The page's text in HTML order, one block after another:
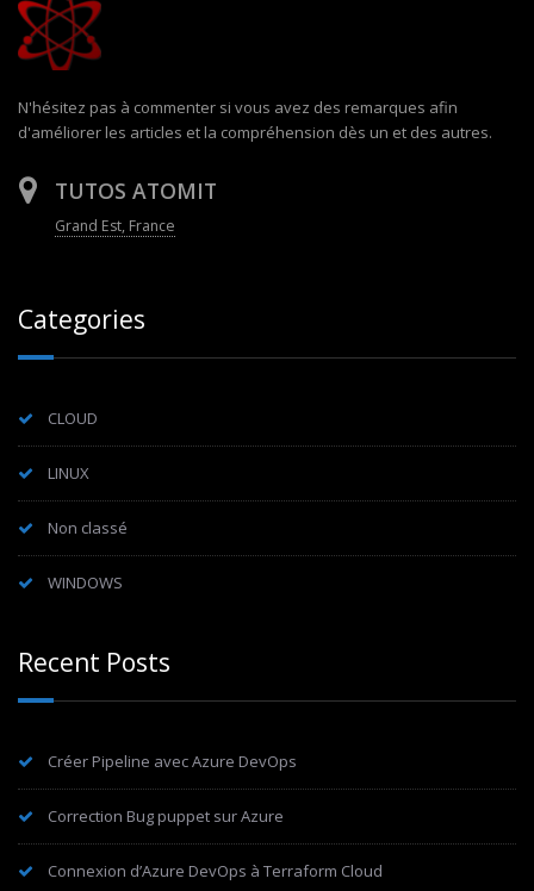
N'hésitez pas à commenter si vous avez des remarques afin
d'améliorer les articles et la compréhension dès un et des autres.
TUTOS ATOMIT
Grand Est, France
Categories
CLOUD
LINUX
Non classé
WINDOWS
Recent Posts
Créer Pipeline avec Azure DevOps
Correction Bug puppet sur Azure
Connexion d’Azure DevOps à Terraform Cloud